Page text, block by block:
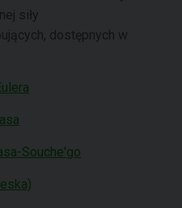
siły
dostępnych w
Souche'go